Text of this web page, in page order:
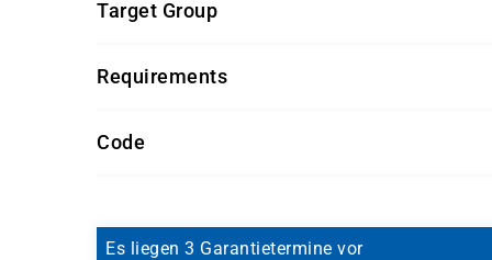
Target Group
sowie mit SAP ERP-Systemen vertraut sind.
Requirements
Code
Es liegen 3 Garantietermine vor